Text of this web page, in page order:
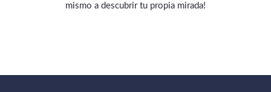
mismo a descubrir tu propia mirada!